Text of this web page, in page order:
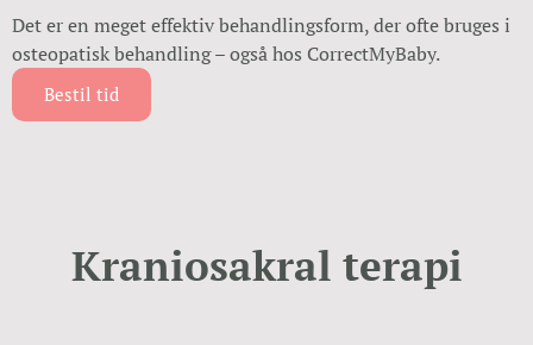
Det er en meget effektiv behandlingsform, der ofte bruges i
osteopatisk behandling – også hos CorrectMyBaby.
Bestil tid
Kraniosakral terapi